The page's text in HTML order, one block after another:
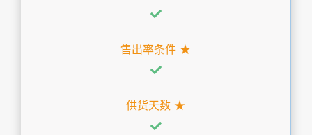
售出率条件
供货天数